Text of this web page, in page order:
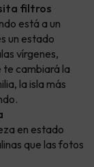
filtros
está a un
un estado
vírgenes,
te cambiará la
la isla más
en estado
que las fotos